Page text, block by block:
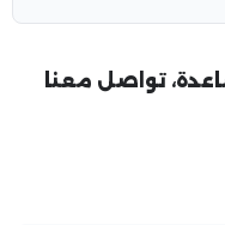
تواصل معنا